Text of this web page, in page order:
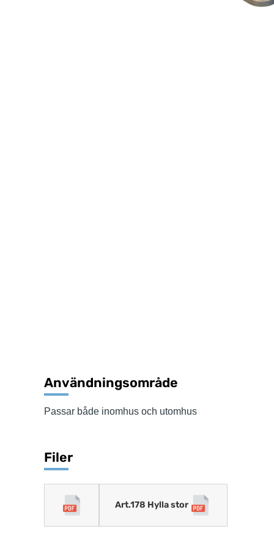
Användningsområde
Passar både inomhus och utomhus
Filer
Art.178 Hylla stor